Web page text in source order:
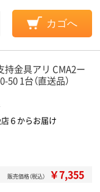
カゴへ
持金具アリ CMA2ー
1台（直送品）
６からお届け
販売価格（税込） ￥7,355